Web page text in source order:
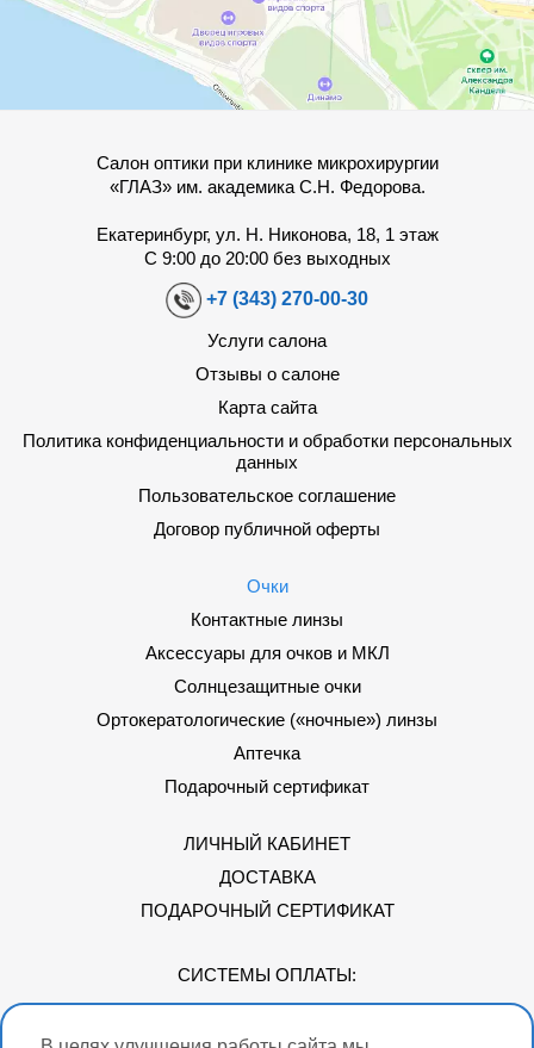
Салон оптики при клинике микрохирургии
«ГЛАЗ» им. академика С.Н. Федорова.
Екатеринбург, ул. Н. Никонова, 18, 1 этаж
С 9:00 до 20:00 без выходных
+7 (343) 270-00-30
Услуги салона
Отзывы о салоне
Карта сайта
Политика конфиденциальности и обработки персональных
данных
Пользовательское соглашение
Договор публичной оферты
Очки
Контактные линзы
Аксессуары для очков и МКЛ
Солнцезащитные очки
Ортокератологические («ночные») линзы
Аптечка
Подарочный сертификат
ЛИЧНЫЙ КАБИНЕТ
ДОСТАВКА
ПОДАРОЧНЫЙ СЕРТИФИКАТ
СИСТЕМЫ ОПЛАТЫ: